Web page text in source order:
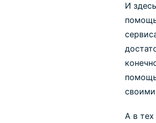
И
А в тех